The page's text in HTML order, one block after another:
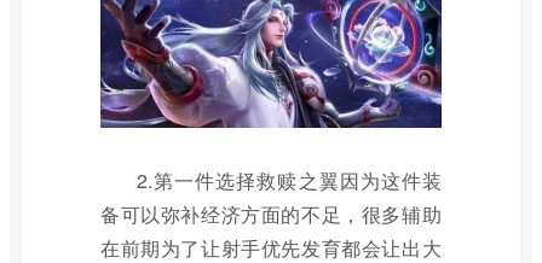
2.第一件选择救赎之翼因为这件装
备可以弥补经济方面的不足，很多辅助
在前期为了让射手优先发育都会让出大